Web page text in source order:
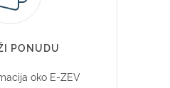
PONUDU
oko E-ZEV